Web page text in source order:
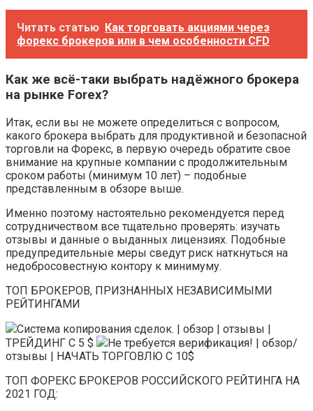
Читать статью Как торговать акциями через
форекс брокеров или в чем особенности CFD
Как же всё-таки выбрать надёжного брокера
на рынке Forex?
Итак, если вы не можете определиться с вопросом,
какого брокера выбрать для продуктивной и безопасной
торговли на Форекс, в первую очередь обратите свое
внимание на крупные компании с продолжительным
сроком работы (минимум 10 лет) – подобные
представленным в обзоре выше.
Именно поэтому настоятельно рекомендуется перед
сотрудничеством все тщательно проверять: изучать
отзывы и данные о выданных лицензиях. Подобные
предупредительные меры сведут риск наткнуться на
недобросовестную контору к минимуму.
ТОП БРОКЕРОВ, ПРИЗНАННЫХ НЕЗАВИСИМЫМИ
РЕЙТИНГАМИ
Система копирования сделок. | обзор | отзывы |
ТРЕЙДИНГ С 5 $
Не требуется верификация! | обзор/
отзывы | НАЧАТЬ ТОРГОВЛЮ С 10$
ТОП ФОРЕКС БРОКЕРОВ РОССИЙСКОГО РЕЙТИНГА НА
2021 ГОД: